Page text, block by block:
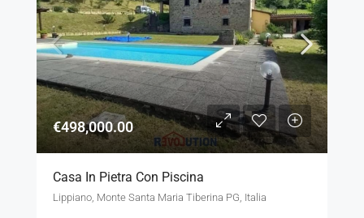
€498,000.00
Casa In Pietra Con Piscina
Lippiano, Monte Santa Maria Tiberina PG, Italia